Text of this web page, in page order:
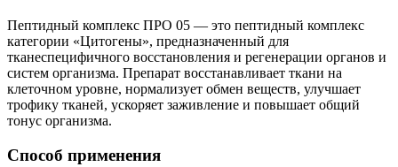
Пептидный комплекс ПРО 05 — это пептидный комплекс
категории «Цитогены», предназначенный для
тканеспецифичного восстановления и регенерации органов и
систем организма. Препарат восстанавливает ткани на
клеточном уровне, нормализует обмен веществ, улучшает
трофику тканей, ускоряет заживление и повышает общий
тонус организма.
Способ применения